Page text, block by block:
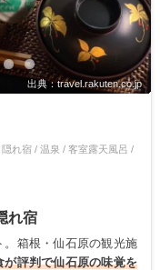
出典：travel.rakuten.co.jp
隠れ宿 / 温泉 / 客室露天風呂 /
れ宿
。箱根・仙石原の観光施
が評判で仙石原の味覚を